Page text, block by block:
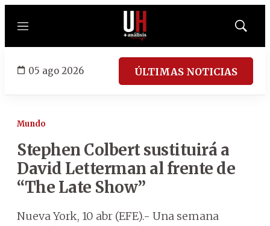
Menú
Mostrar
05 ago 2026 ÚLTIMAS NOTICIAS
Mundo
Stephen Colbert sustituirá a
David Letterman al frente de
“The Late Show”
Nueva York, 10 abr (EFE).- Una semana